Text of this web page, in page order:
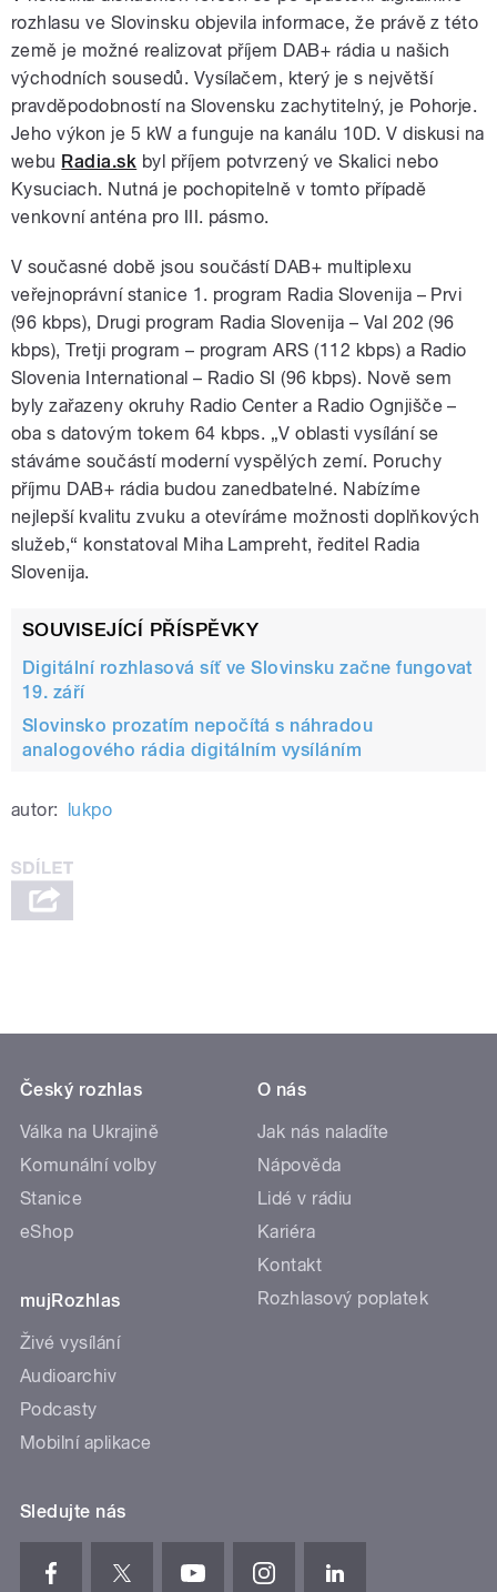
rozhlasu ve Slovinsku objevila informace, že právě z této
země je možné realizovat příjem DAB+ rádia u našich
východních sousedů. Vysílačem, který je s největší
pravděpodobností na Slovensku zachytitelný, je Pohorje.
Jeho výkon je 5 kW a funguje na kanálu 10D. V diskusi na
webu Radia.sk byl příjem potvrzený ve Skalici nebo
Kysuciach. Nutná je pochopitelně v tomto případě
venkovní anténa pro III. pásmo.
V současné době jsou součástí DAB+ multiplexu
veřejnoprávní stanice 1. program Radia Slovenija – Prvi
(96 kbps), Drugi program Radia Slovenija – Val 202 (96
kbps), Tretji program – program ARS (112 kbps) a Radio
Slovenia International – Radio SI (96 kbps). Nově sem
byly zařazeny okruhy Radio Center a Radio Ognjišče –
oba s datovým tokem 64 kbps. „V oblasti vysílání se
stáváme součástí moderní vyspělých zemí. Poruchy
příjmu DAB+ rádia budou zanedbatelné. Nabízíme
nejlepší kvalitu zvuku a otevíráme možnosti doplňkových
služeb,“ konstatoval Miha Lampreht, ředitel Radia
Slovenija.
SOUVISEJÍCÍ PŘÍSPĚVKY
Digitální rozhlasová síť ve Slovinsku začne fungovat
19. září
Slovinsko prozatím nepočítá s náhradou
analogového rádia digitálním vysíláním
autor: lukpo
Český rozhlas
Válka na Ukrajině
Komunální volby
Stanice
eShop
mujRozhlas
Živé vysílání
Audioarchiv
Podcasty
Mobilní aplikace
O nás
Jak nás naladíte
Nápověda
Lidé v rádiu
Kariéra
Kontakt
Rozhlasový poplatek
Sledujte nás